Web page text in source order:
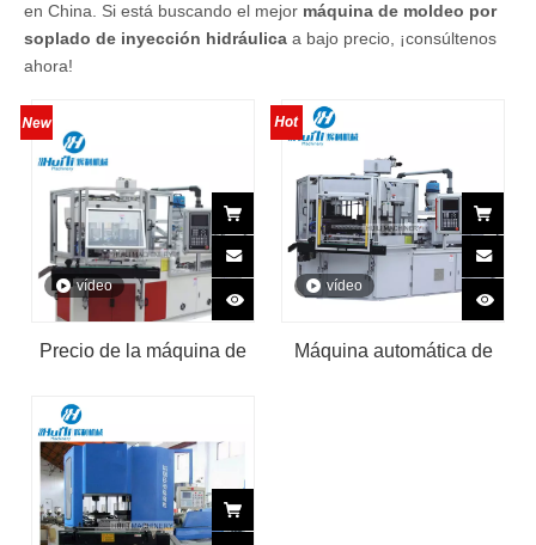
en China. Si está buscando el mejor máquina de moldeo por
soplado de inyección hidráulica a bajo precio, ¡consúltenos
ahora!
vídeo
Precio de la máquina de
polipropileno de alta
calidad
vídeo
Máquina automática de